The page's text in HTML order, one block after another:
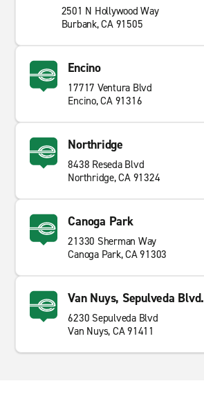
2501 N Hollywood Way
Burbank, CA 91505
Encino
17717 Ventura Blvd
Encino, CA 91316
Northridge
8438 Reseda Blvd
Northridge, CA 91324
Canoga Park
21330 Sherman Way
Canoga Park, CA 91303
Van Nuys, Sepulveda Blvd.
6230 Sepulveda Blvd
Van Nuys, CA 91411